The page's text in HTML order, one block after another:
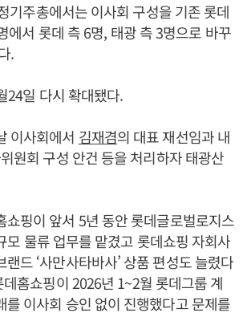
기주총에서는 이사회 구성을 기존 롯데
에서 롯데 측 6명, 태광 측 3명으로 바꾸
.
24일 다시 확대됐다.
이사회에서 김재겸의 대표 재선임과 내
원회 구성 안건 등을 처리하자 태광산
쇼핑이 앞서 5년 동안 롯데글로벌로지스
모 물류 업무를 맡겼고 롯데쇼핑 자회사
드 ‘사만사타바사’ 상품 편성도 늘렸다
홈쇼핑이 2026년 1~2월 롯데그룹 계
를 이사회 승인 없이 진행했다고 문제를